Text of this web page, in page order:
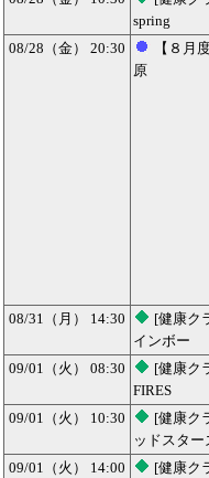
spring
08/28（金） 20:30
【８月
原
08/31（月） 14:30
[健康ク
インボー
09/01（火） 08:30
[健康ク
FIRES
09/01（火） 10:30
[健康ク
ッドスター
09/01（火） 14:00
[健康ク